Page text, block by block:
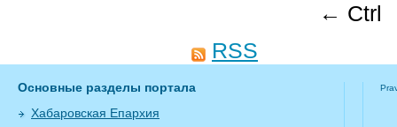
← Ctrl
RSS
Основные разделы портала
Хабаровская Епархия